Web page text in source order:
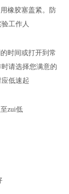
橡胶塞盖紧。防
工作人
时间或打开到常
请选择您满意的
低速起
zui低